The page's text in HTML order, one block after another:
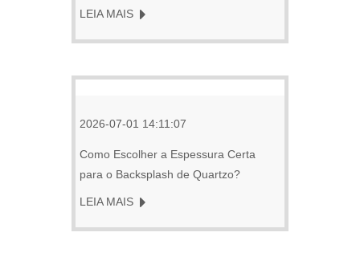
LEIA MAIS
2026-07-01 14:11:07
Como Escolher a Espessura Certa
para o Backsplash de Quartzo?
LEIA MAIS